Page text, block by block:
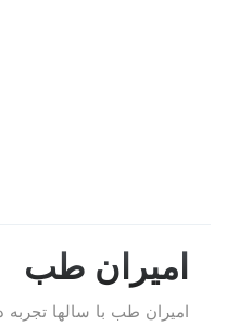
امیران طب
امیران طب با سالها